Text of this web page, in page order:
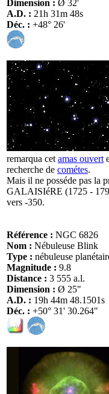
Dimension : Ø 32'
A.D. : 21h 31m 48s
Déc. : +48° 26'
remarqua cet amas ouvert
recherche de cométes.
Mais il ne posséde pas la
GALAISIéRE (1725 -
vers -350.
Référence : NGC 6826
Nom : Nébuleuse Blink
Type : nébuleuse
Magnitude : 9.8
Distance : 3 555 a.l.
Dimension : Ø 25"
A.D. : 19h 44m 48.1501s
Déc. : +50° 31' 30.264"